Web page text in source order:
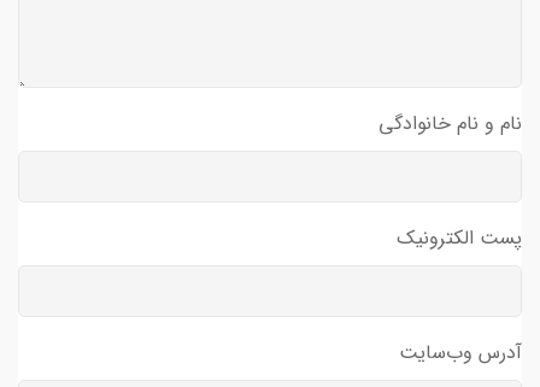
نام و نام خانوادگی
پست الکترونیک
آدرس وب‌سایت